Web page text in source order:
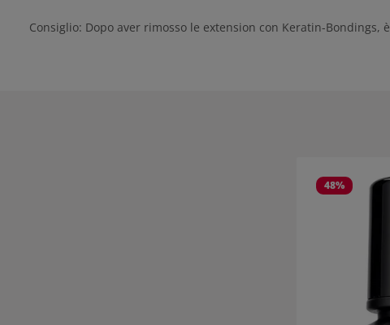
Consiglio: Dopo aver rimosso le extension con Keratin-Bondings, è
48%